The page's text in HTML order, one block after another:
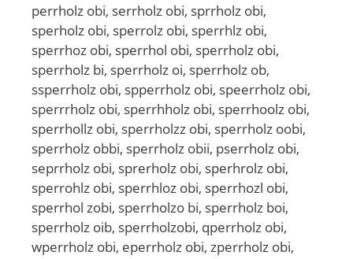
perrholz obi, serrholz obi, sprrholz obi,
sperholz obi, sperrolz obi, sperrhlz obi,
sperrhoz obi, sperrhol obi, sperrholz obi,
sperrholz bi, sperrholz oi, sperrholz ob,
ssperrholz obi, spperrholz obi, speerrholz obi,
sperrrholz obi, sperrhholz obi, sperrhoolz obi,
sperrhollz obi, sperrholzz obi, sperrholz oobi,
sperrholz obbi, sperrholz obii, pserrholz obi,
seprrholz obi, sprerholz obi, sperhrolz obi,
sperrohlz obi, sperrhloz obi, sperrhozl obi,
sperrhol zobi, sperrholzo bi, sperrholz boi,
sperrholz oib, sperrholzobi, qperrholz obi,
wperrholz obi, eperrholz obi, zperrholz obi,